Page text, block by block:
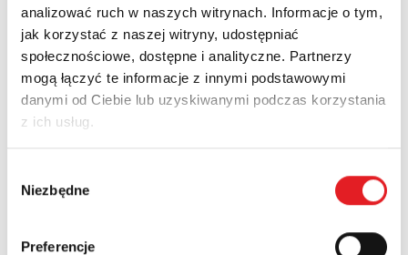
analizować ruch w naszych witrynach. Informacje o tym,
jak korzystać z naszej witryny, udostępniać
społecznościowe, dostępne i analityczne. Partnerzy
mogą łączyć te informacje z innymi podstawowymi
danymi od Ciebie lub uzyskiwanymi podczas korzystania
z ich usług.
zgody
Niezbędne
Preferencje
Adres e-mail: *
Nazwa firmy:
Numer telefonu: